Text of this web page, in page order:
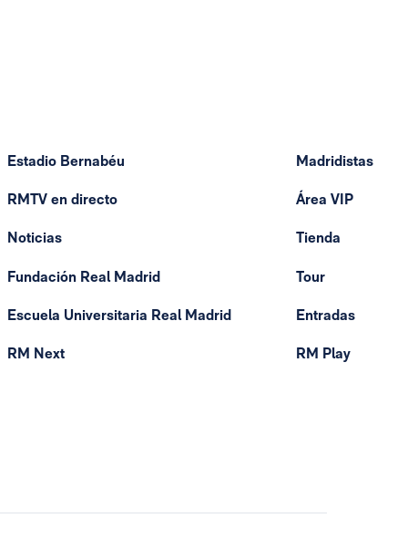
Estadio Bernabéu
RMTV en directo
Noticias
Fundación Real Madrid
Escuela Universitaria Real Madrid
RM Next
Madridistas
Área VIP
Tienda
Tour
Entradas
RM Play